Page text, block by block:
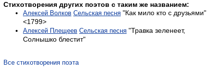
Стихотворения других поэтов с таким же названием:
Алексей Волков Сельская песня "Как мило кто с друзьями"
<1799>
Алексей Плещеев Сельская песня "Травка зеленеет,
Солнышко блестит"
Все стихотворения поэта